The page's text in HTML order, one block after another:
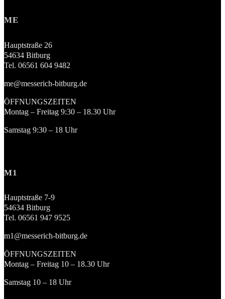
ME
Hauptstraße 26
54634 Bitburg
Tel. 06561 604 9482
me@messerich-bitburg.de
ÖFFNUNGSZEITEN
Montag – Freitag 9:30 – 18.30 Uhr
Samstag 9:30 – 18 Uhr
M1
Hauptstraße 7-9
54634 Bitburg
Tel. 06561 947 9525
m1@messerich-bitburg.de
ÖFFNUNGSZEITEN
Montag – Freitag 10 – 18.30 Uhr
Samstag 10 – 18 Uhr